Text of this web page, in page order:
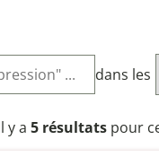
dans les
y a 5 résultats pour